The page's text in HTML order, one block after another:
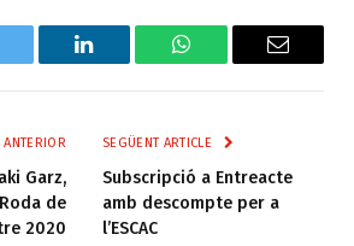
LinkedIn WhatsAppEmail
ANTERIOR
Garz,
de
2020
SEGÜENT ARTICLE
Subscripció a Entreacte
amb descompte per a
l’ESCAC